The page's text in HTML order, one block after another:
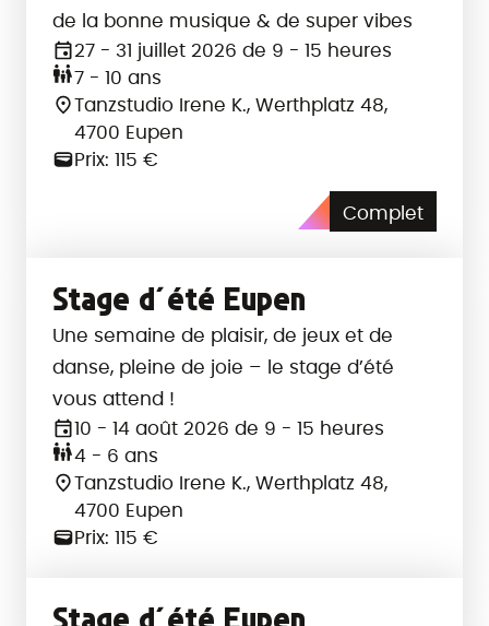
de la bonne musique & de super vibes
27 - 31 juillet 2026 de 9 - 15 heures
7 - 10 ans
Tanzstudio Irene K., Werthplatz 48,
4700 Eupen
Prix: 115 €
Complet
Stage d´été Eupen
Une semaine de plaisir, de jeux et de
danse, pleine de joie – le stage d’été
vous attend !
10 - 14 août 2026 de 9 - 15 heures
4 - 6 ans
Tanzstudio Irene K., Werthplatz 48,
4700 Eupen
Prix: 115 €